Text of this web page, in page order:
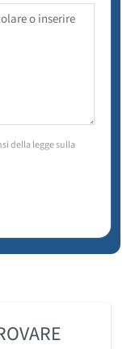
della legge sulla